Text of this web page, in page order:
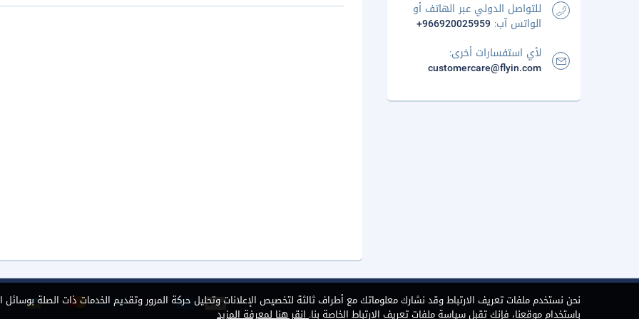
للتواصل الدولي عبر الهاتف أو
الواتس آب: +966920025959
لأي استفسارات أخرى:
customercare@flyin.com
نحن نستخدم ملفات تعريف الارتباط وقد نشارك معلوماتك مع أطراف ثالثة لتخصيص الإعلانات وتحليل حركة المرور وتقديم الخدمات ذات الصلة بوسائل
باستخدام موقعنا، فإنك تقبل سياسة ملفات تعريف الارتباط الخاصة بنا.انقر هنا لمعرفة المزيد